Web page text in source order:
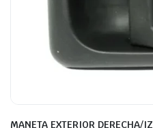
MANETA EXTERIOR DERECHA/